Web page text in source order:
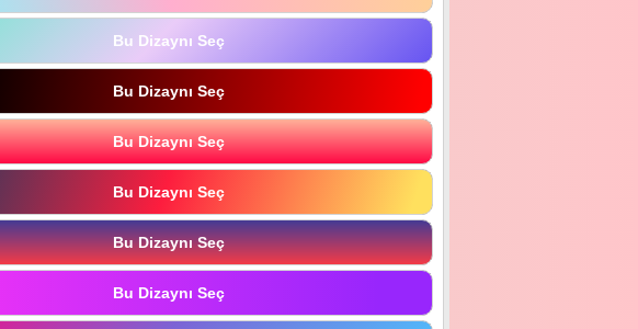
Bu Dizaynı Seç
Bu Dizaynı Seç
Bu Dizaynı Seç
Bu Dizaynı Seç
Bu Dizaynı Seç
Bu Dizaynı Seç